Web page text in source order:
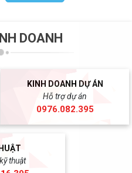
DOANH
KINH DOANH DỰ ÁN
Hỗ trợ dự án
0976.082.395
thuật